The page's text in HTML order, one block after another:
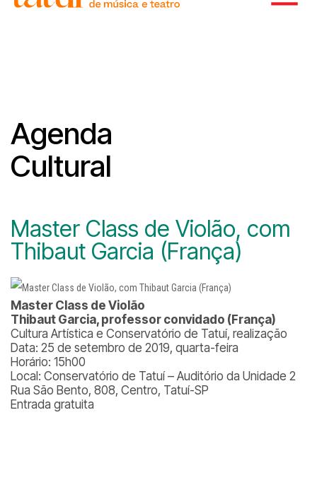
Agenda
Cultural
Master Class de Violão, com
Thibaut Garcia (França)
Master Class de Violão
Thibaut Garcia, professor convidado (França)
Cultura Artística e Conservatório de Tatuí, realização
Data: 25 de setembro de 2019, quarta-feira
Horário: 15h00
Local: Conservatório de Tatuí – Auditório da Unidade 2
Rua São Bento, 808, Centro, Tatuí-SP
Entrada gratuita